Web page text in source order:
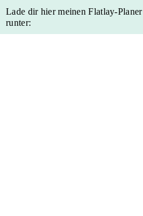
Skip
Skip
Skip
Skip
Lade dir hier meinen Flatlay-Planer
runter: